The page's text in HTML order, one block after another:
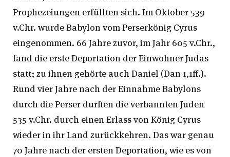
Prophezeiungen erfüllten sich. Im Oktober 539
v.Chr. wurde Babylon vom Perserkönig Cyrus
eingenommen. 66 Jahre zuvor, im Jahr 605 v.Chr.,
fand die erste Deportation der Einwohner Judas
statt; zu ihnen gehörte auch Daniel (Dan 1,1ff.).
Rund vier Jahre nach der Einnahme Babylons
durch die Perser durften die verbannten Juden
535 v.Chr. durch einen Erlass von König Cyrus
wieder in ihr Land zurückkehren. Das war genau
70 Jahre nach der ersten Deportation, wie es von